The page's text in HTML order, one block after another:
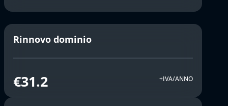
Rinnovo dominio
€31.2 +IVA/ANNO